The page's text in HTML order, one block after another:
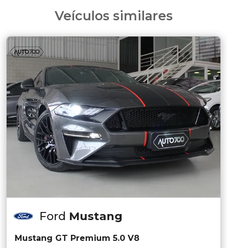
Veículos similares
Ford Mustang
Mustang GT Premium 5.0 V8